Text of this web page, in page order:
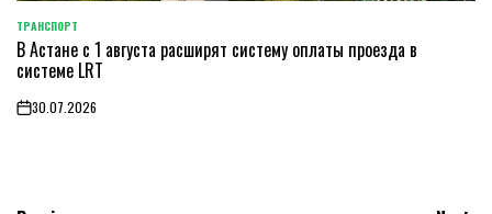
POSTED
IN
ТРАНСПОРТ
В Астане с 1 августа расширят систему оплаты проезда в
системе LRT
on30.07.2026